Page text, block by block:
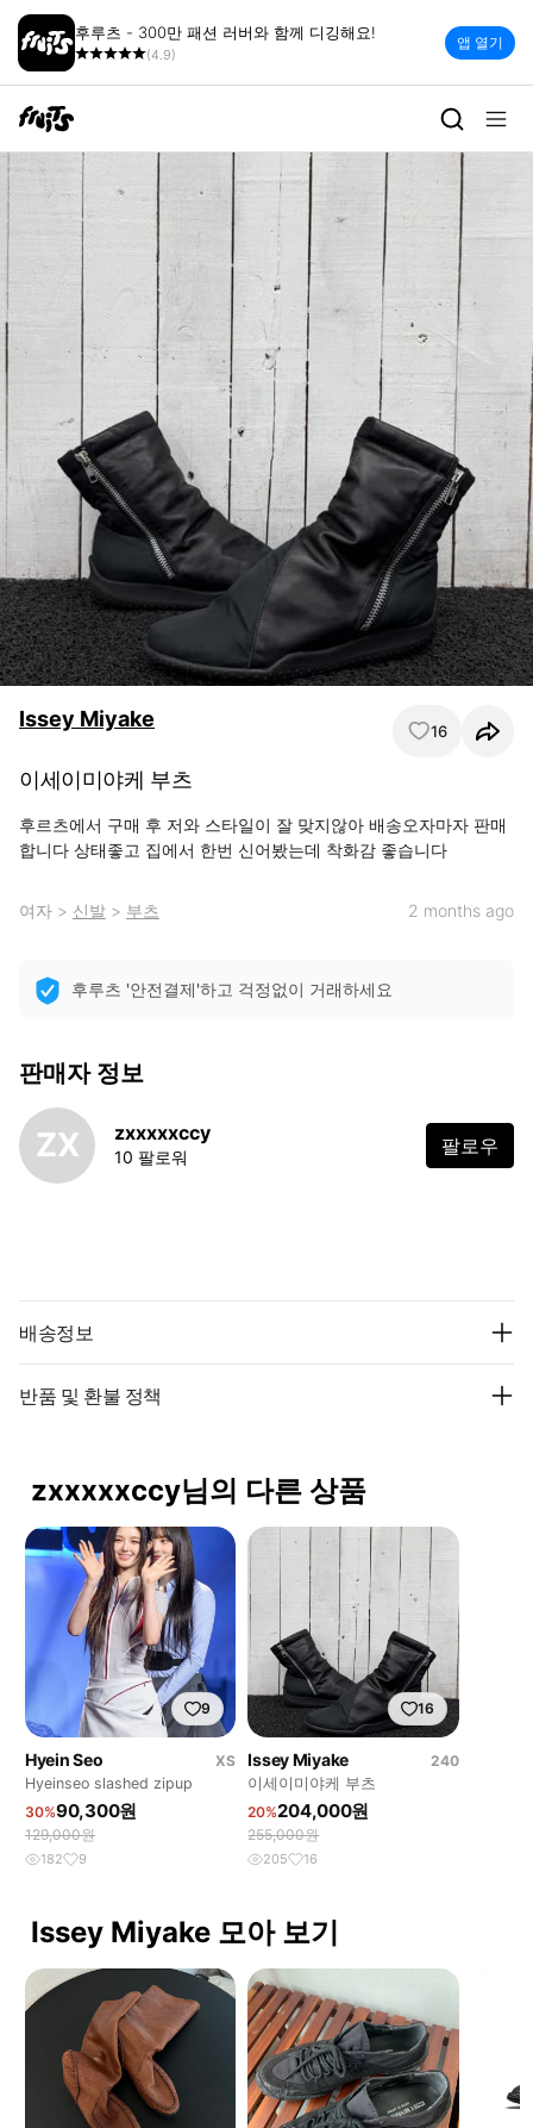
후루츠 - 300만 패션 러버와 함께 디깅해요!
(4.9)
앱 열기
Issey Miyake 16
이세이미야케 부츠
후르츠에서 구매 후 저와 스타일이 잘 맞지않아 배송오자마자 판매
합니다 상태좋고 집에서 한번 신어봤는데 착화감 좋습니다
여자 > 신발 > 부츠 2 months ago
후루츠 '안전결제'하고 걱정없이 거래하세요
판매자 정보
ZX zxxxxxccy
10 팔로워 팔로우
배송정보
반품 및 환불 정책
zxxxxxccy님의 다른 상품
9
Hyein Seo
XS
Hyeinseo slashed zipup
30%90,300원
129,000원
182 9
16
Issey Miyake
240
이세이미야케 부츠
20%204,000원
255,000원
205 16
Issey Miyake 모아 보기